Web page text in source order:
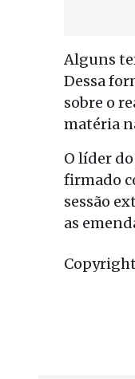
Alguns
Dessa
sobre o
matéria
O líder
firmado
sessão
as